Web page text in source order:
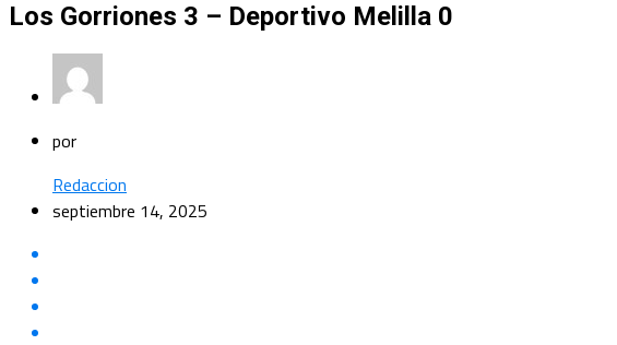
Los Gorriones 3 – Deportivo Melilla 0
por
Redaccion
septiembre 14, 2025